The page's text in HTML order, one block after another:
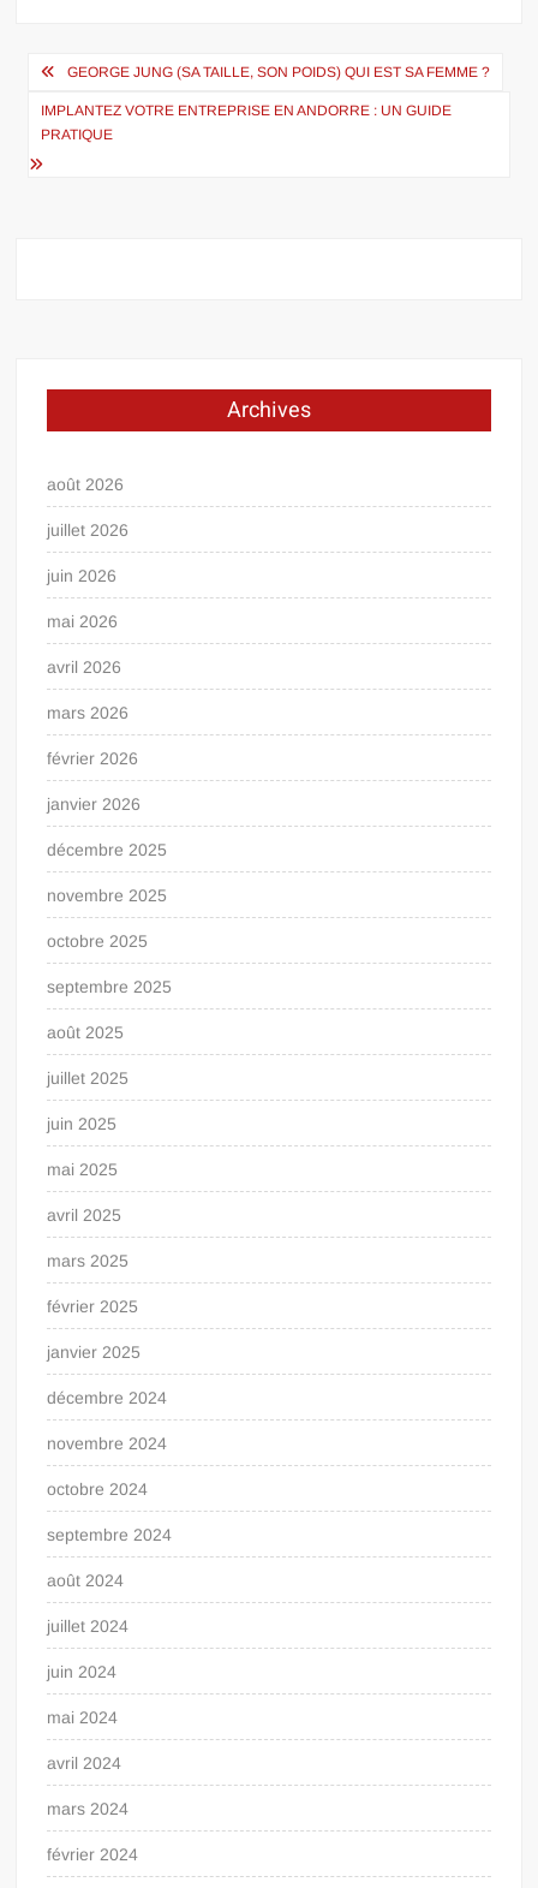
Navigation
de
l’article
GEORGE JUNG (SA TAILLE, SON POIDS) QUI EST SA FEMME ?
IMPLANTEZ VOTRE ENTREPRISE EN ANDORRE : UN GUIDE
PRATIQUE
Archives
août 2026
juillet 2026
juin 2026
mai 2026
avril 2026
mars 2026
février 2026
janvier 2026
décembre 2025
novembre 2025
octobre 2025
septembre 2025
août 2025
juillet 2025
juin 2025
mai 2025
avril 2025
mars 2025
février 2025
janvier 2025
décembre 2024
novembre 2024
octobre 2024
septembre 2024
août 2024
juillet 2024
juin 2024
mai 2024
avril 2024
mars 2024
février 2024